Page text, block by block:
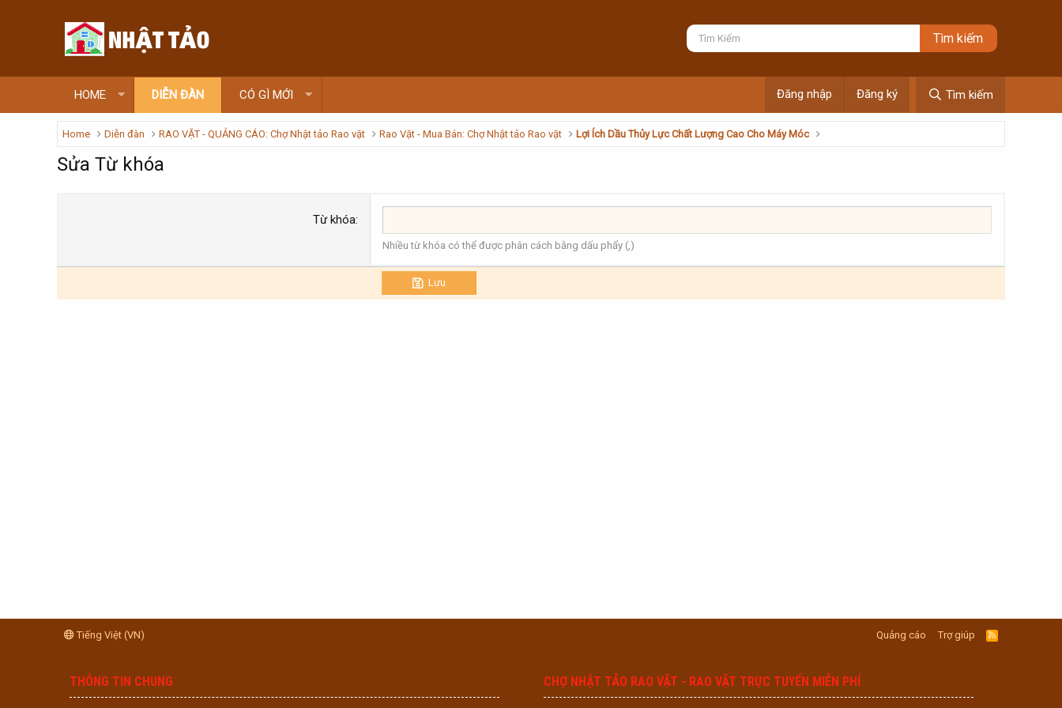
HOME DIỄN ĐÀN CÓ GÌ MỚI Đăng nhập Đăng ký Tìm kiếm
Home Diễn đàn RAO VẶT - QUẢNG CÁO: Chợ Nhật tảo Rao vặt Rao Vặt - Mua Bán: Chợ Nhật tảo Rao vặt Lợi Ích Dầu Thủy Lực Chất Lượng Cao Cho Máy Móc
Sửa Từ khóa
Từ khóa
Nhiều từ khóa có thể được phân cách bằng dấu phẩy (,)
Lưu
Tiếng Việt (VN) Quảng cáo Trợ giúp
R
S
THÔNG TIN CHUNG CHỢ NHẬT TẢO RAO VẶT - RAO VẶT TRỰC TUYẾN MIỄN PHÍ